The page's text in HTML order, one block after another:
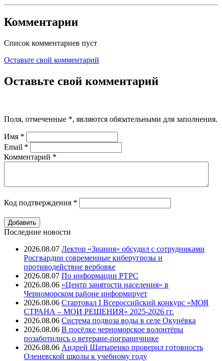
Комментарии
Список комментариев пуст
Оставьте свой комментарий
Оставьте свой комментарий
Поля, отмеченные *, являются обязательными для заполнения.
Имя *
Email *
Комментарий *
Код подтверждения *
Последние новости
2026.08.07 Лектор «Знания» обсудил с сотрудниками
Росгвардии современные киберугрозы и
противодействие вербовке
2026.08.07 ⁠По информации РТРС
2026.08.06 «Центр занятости населения» в
Черноморском районе информирует
2026.08.06 Стартовал I Всероссийский конкурс «МОЯ
СТРАНА – МОИ РЕШЕНИЯ» 2025-2026 гг.
2026.08.06 Система подвоза воды в селе Окунёвка
2026.08.06 В посёлке черноморское волонтёры
позаботились о ветеране-пограничнике
2026.08.06 Андрей Шатыренко проверил готовность
Оленевской школы к учебному году